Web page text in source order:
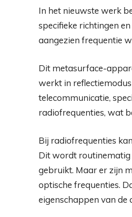
In het nieuwste werk
specifieke richtingen
aangezien frequentie
Dit metasurface-
werkt in
telecommunicatie,
radiofrequenties, wat
Bij radiofrequenties
Dit wordt
gebruikt. Maar er zijn
optische frequenties.
eigenschappen van de